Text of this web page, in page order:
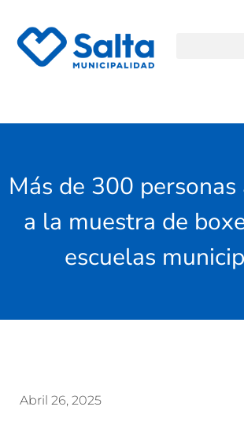
Más de 300
a la muestra de
escuelas
Abril 26, 2025